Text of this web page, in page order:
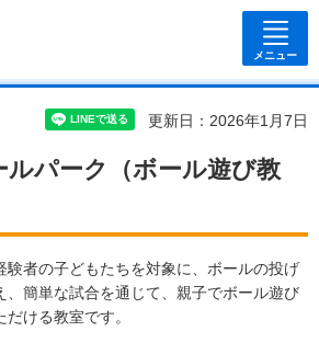
メニュー
更新日：2026年1月7日
ルパーク（ボール遊び教
験者の子どもたちを対象に、ボールの投げ
、簡単な試合を通じて、親子でボール遊び
ける教室です。